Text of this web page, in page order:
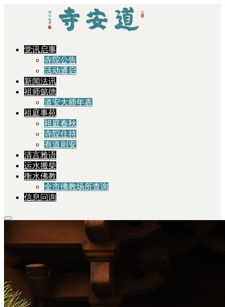
觉讯启事
寺院公告
活动通启
新闻法讯
祖师懿德
道安大师年表
祖庭事苑
祖庭春秋
寺院住持
有道则安
清言雅语
运水搬柴
衡水佛教
全市佛教场所查询
信息问询